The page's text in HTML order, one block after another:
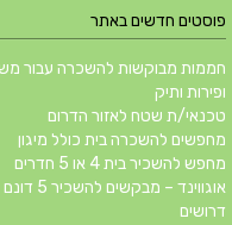
פוסטים חדשים באתר
חממות מבוקשות להשכרה עבור
ופירות ותיק
טכנאי/ת שטח לאזור הדרום
מחפשים להשכרה בית כולל מיגון
מחפש להשכיר בית 4 או 5 חדרים
אוגווינד – מבקשים להשכיר 5 דונם
דרושים